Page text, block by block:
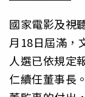
國家電影及視
月18日屆滿，
人選已依規定
仁續任董事長